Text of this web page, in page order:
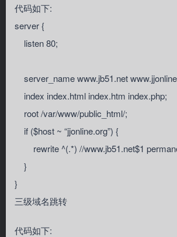
代码如下:
server {
listen 80;
server_name www.jb51.net
index index.html index.htm index.php;
root /var/www/public_html/;
if ($host ~ “jjonline.org”) {
rewrite ^(.*) //www.jb51.net$1
}
}
三级域名跳转
代码如下: